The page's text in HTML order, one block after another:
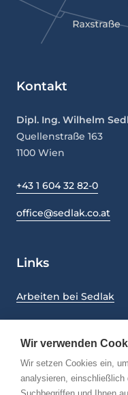
Kontakt
Dipl. Ing. Wilhelm
Quellenstraße 163
1100 Wien
+43 1 604 32 82-0
office@sedlak.co.at
Links
Arbeiten bei Sedlak
Nachhaltigkeit
CMS und UMS -
Impressum
Wir verwenden
Wir setzen Cookies ein,
analysieren,